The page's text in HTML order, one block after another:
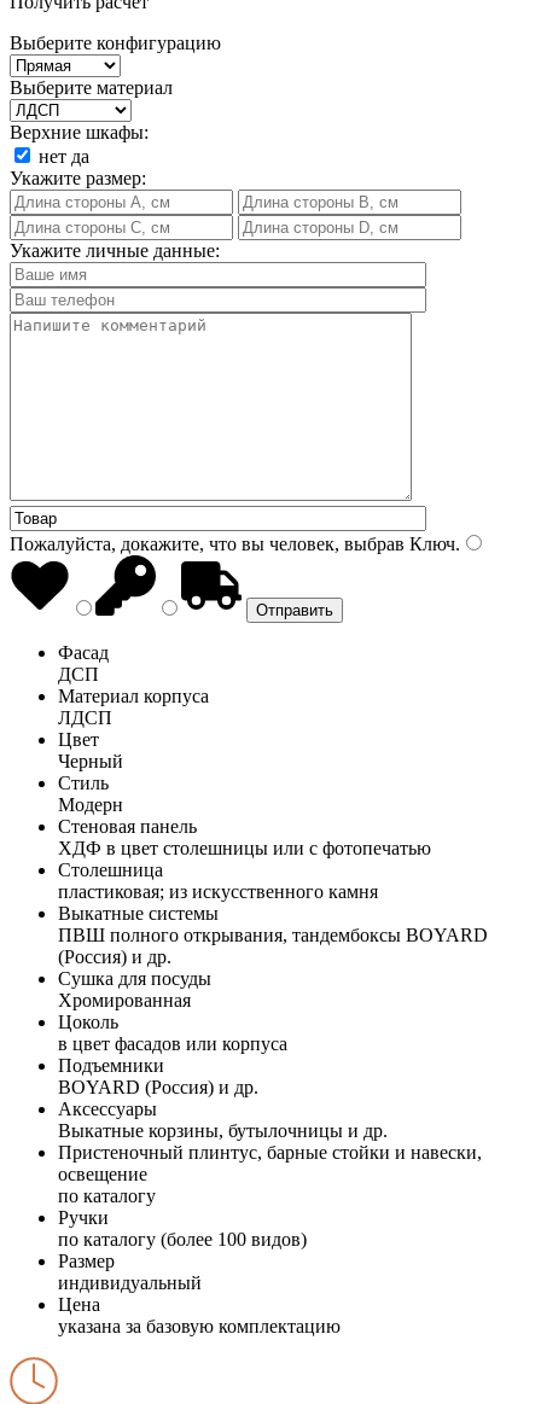
Выберите конфигурацию
Выберите материал
Верхние шкафы:
нет да
Укажите размер:
Укажите личные данные:
Пожалуйста, докажите, что вы человек, выбрав Ключ.
Фасад
ДСП
Материал корпуса
ЛДСП
Цвет
Черный
Стиль
Модерн
Стеновая панель
ХДФ в цвет столешницы или с фотопечатью
Столешница
пластиковая; из искусственного камня
Выкатные системы
ПВШ полного открывания, тандембоксы BOYARD
(Россия) и др.
Сушка для посуды
Хромированная
Цоколь
в цвет фасадов или корпуса
Подъемники
BOYARD (Россия) и др.
Аксессуары
Выкатные корзины, бутылочницы и др.
Пристеночный плинтус, барные стойки и навески,
освещение
по каталогу
Ручки
по каталогу (более 100 видов)
Размер
индивидуальный
Цена
указана за базовую комплектацию